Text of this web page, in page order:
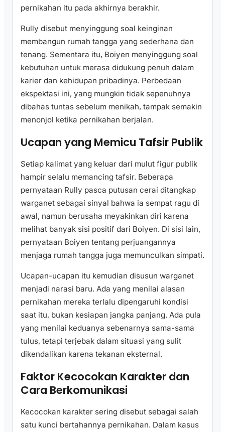
pernikahan itu pada akhirnya berakhir.
Rully disebut menyinggung soal keinginan
membangun rumah tangga yang sederhana dan
tenang. Sementara itu, Boiyen menyinggung soal
kebutuhan untuk merasa didukung penuh dalam
karier dan kehidupan pribadinya. Perbedaan
ekspektasi ini, yang mungkin tidak sepenuhnya
dibahas tuntas sebelum menikah, tampak semakin
menonjol ketika pernikahan berjalan.
Ucapan yang Memicu Tafsir Publik
Setiap kalimat yang keluar dari mulut figur publik
hampir selalu memancing tafsir. Beberapa
pernyataan Rully pasca putusan cerai ditangkap
warganet sebagai sinyal bahwa ia sempat ragu di
awal, namun berusaha meyakinkan diri karena
melihat banyak sisi positif dari Boiyen. Di sisi lain,
pernyataan Boiyen tentang perjuangannya
menjaga rumah tangga juga memunculkan simpati.
Ucapan-ucapan itu kemudian disusun warganet
menjadi narasi baru. Ada yang menilai alasan
pernikahan mereka terlalu dipengaruhi kondisi
saat itu, bukan kesiapan jangka panjang. Ada pula
yang menilai keduanya sebenarnya sama-sama
tulus, tetapi terjebak dalam situasi yang sulit
dikendalikan karena tekanan eksternal.
Faktor Kecocokan Karakter dan
Cara Berkomunikasi
Kecocokan karakter sering disebut sebagai salah
satu kunci bertahannya pernikahan. Dalam kasus